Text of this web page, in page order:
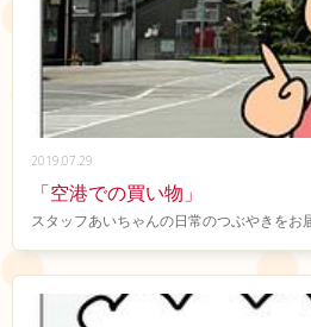
2019.07.29
「空港での買い物」
スタッフあいちゃんの日常のつぶやきをお